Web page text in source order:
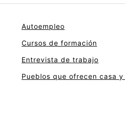
Autoempleo
Cursos de formación
Entrevista de trabajo
Pueblos que ofrecen casa